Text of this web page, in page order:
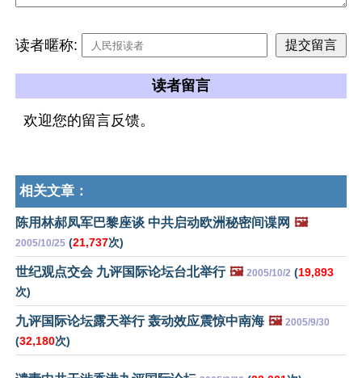
读者暱称:
读者留言
欢迎您的留言反馈。
相关文章：
陈用林郝凤军巴黎座谈 中共启动欧洲秘密间谍网 🖼️
2005/10/25 (21,737次)
世纪观点交会 九评国际论坛台北举行 🖼️ 2005/10/2 (19,893
次)
九评国际论坛露天举行 轰动效应震惊中南海 🖼️ 2005/9/30
(32,180次)